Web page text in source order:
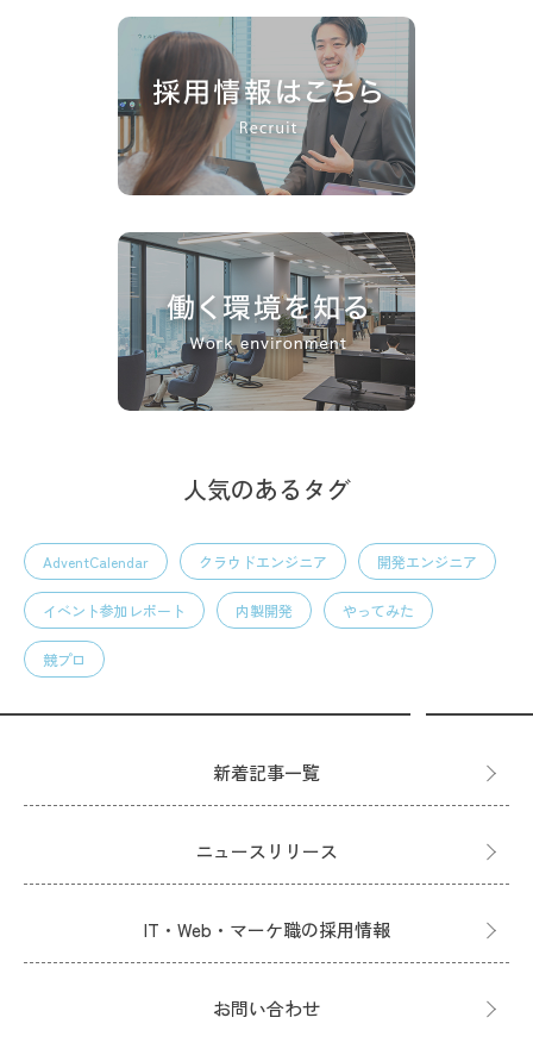
人気のあるタグ
AdventCalendar クラウドエンジニア 開発エンジニア
イベント参加レポート 内製開発 やってみた
競プロ
新着記事一覧
ニュースリリース
IT・Web・マーケ職の採用情報
お問い合わせ